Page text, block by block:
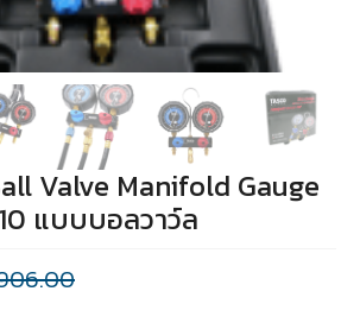
Valve Manifold Gauge
แบบบอลวาว์ล